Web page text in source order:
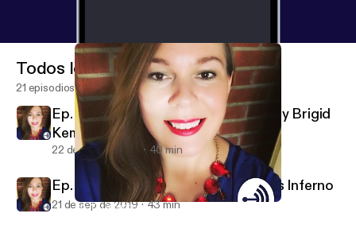
Ep. 17 Uprooted by Naomi Novik
Todos los episodios
21 episodios
Ep. 19 A Curse So Dark and Lonely by Brigid
Kemmerer
22 de sep de 2019 40 min
Ep. 18 The Hating Game vs. Gabriel’s Inferno
21 de sep de 2019 43 min